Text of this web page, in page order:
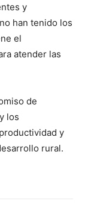
y
han tenido los
el
atender las
de
los
y
rural.